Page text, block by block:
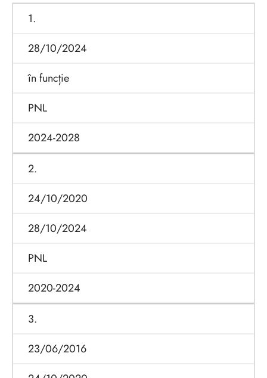
1.
28/10/2024
în funcție
PNL
2024-2028
2.
24/10/2020
28/10/2024
PNL
2020-2024
3.
23/06/2016